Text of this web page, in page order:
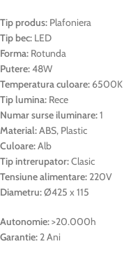
Tip produs: Plafoniera
Tip bec: LED
Forma: Rotunda
Putere:48W
Temperatura culoare: 6500K
Tip lumina: Rece
Numar surse iluminare:1
Material:ABS, Plastic
Culoare:Alb
Tip intrerupator:Clasic
Tensiune alimentare: 220V
Diametru:Ø425 x 115
Autonomie:>20.000h
Garantie: 2 Ani